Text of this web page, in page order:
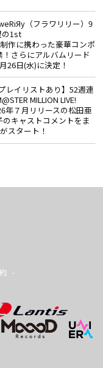
（フラワリリー）9
の1st
作に携わった豪華コンポ
さらにアルバムリード
26日(水)に決定！
レイリストあり】52週連
MILLION LIVE!
年７月リリースの松田亜
キャストコメントをま
スタート！